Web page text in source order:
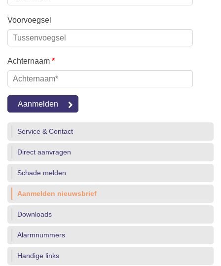
Voorvoegsel
Achternaam *
Service & Contact
Direct aanvragen
Schade melden
Aanmelden nieuwsbrief
Downloads
Alarmnummers
Handige links